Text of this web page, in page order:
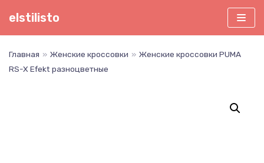
Перейти
elstilisto
Главная » Женские кроссовки » Женские кроссовки PUMA
RS-X Efekt разноцветные